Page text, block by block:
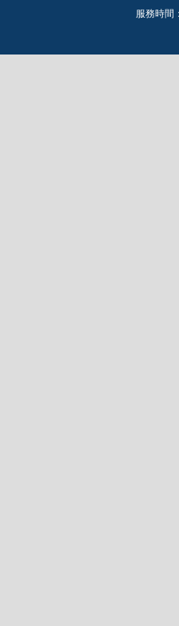
服務時間